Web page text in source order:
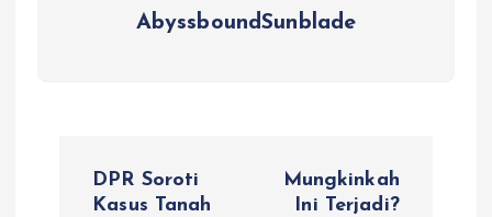
AbyssboundSunblade
DPR Soroti
Kasus Tanah
Mungkinkah
Ini Terjadi?